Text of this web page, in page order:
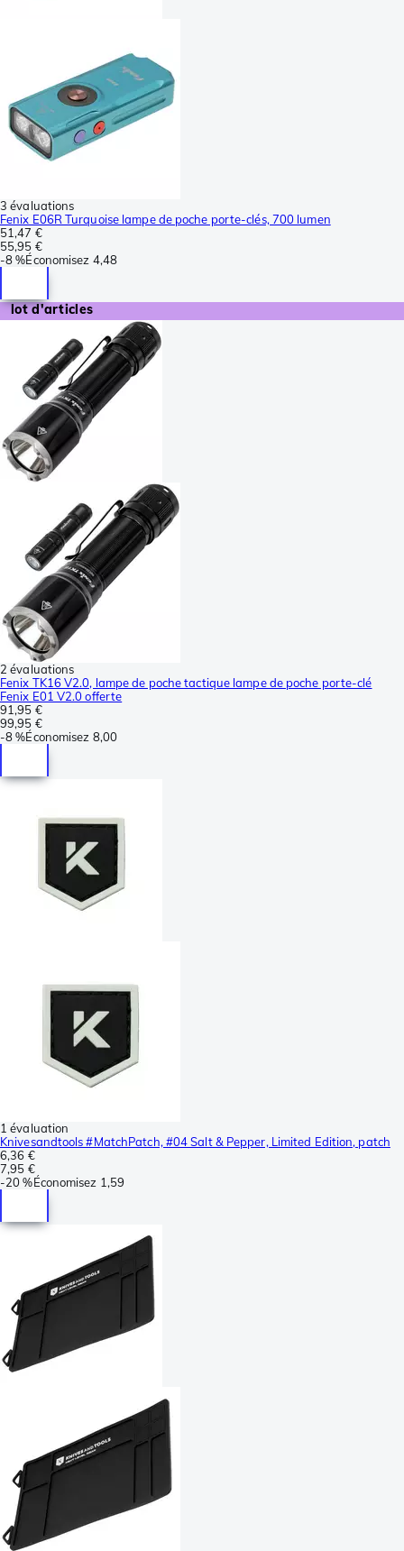
3 évaluations
Fenix E06R Turquoise lampe de poche porte-clés, 700 lumen
51,47 €
55,95 €
-8 %Économisez 4,48
lot d'articles
2 évaluations
Fenix TK16 V2.0, lampe de poche tactique lampe de poche porte-clé
Fenix E01 V2.0 offerte
91,95 €
99,95 €
-8 %Économisez 8,00
1 évaluation
Knivesandtools #MatchPatch, #04 Salt & Pepper, Limited Edition, patch
6,36 €
7,95 €
-20 %Économisez 1,59